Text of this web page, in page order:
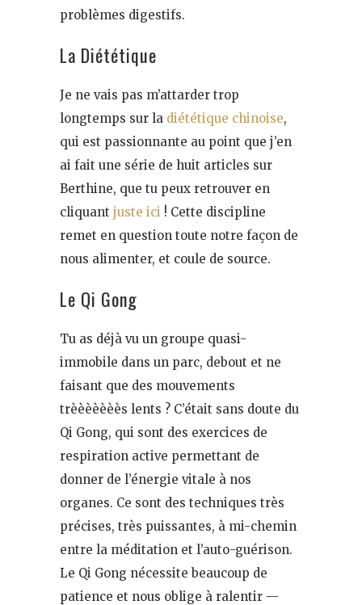
problèmes digestifs.
La Diététique
Je ne vais pas m’attarder trop
longtemps sur la diététique chinoise,
qui est passionnante au point que j’en
ai fait une série de huit articles sur
Berthine, que tu peux retrouver en
cliquant juste ici ! Cette discipline
remet en question toute notre façon de
nous alimenter, et coule de source.
Le Qi Gong
Tu as déjà vu un groupe quasi-
immobile dans un parc, debout et ne
faisant que des mouvements
trèèèèèèès lents ? C’était sans doute du
Qi Gong, qui sont des exercices de
respiration active permettant de
donner de l’énergie vitale à nos
organes. Ce sont des techniques très
précises, très puissantes, à mi-chemin
entre la méditation et l’auto-guérison.
Le Qi Gong nécessite beaucoup de
patience et nous oblige à ralentir —